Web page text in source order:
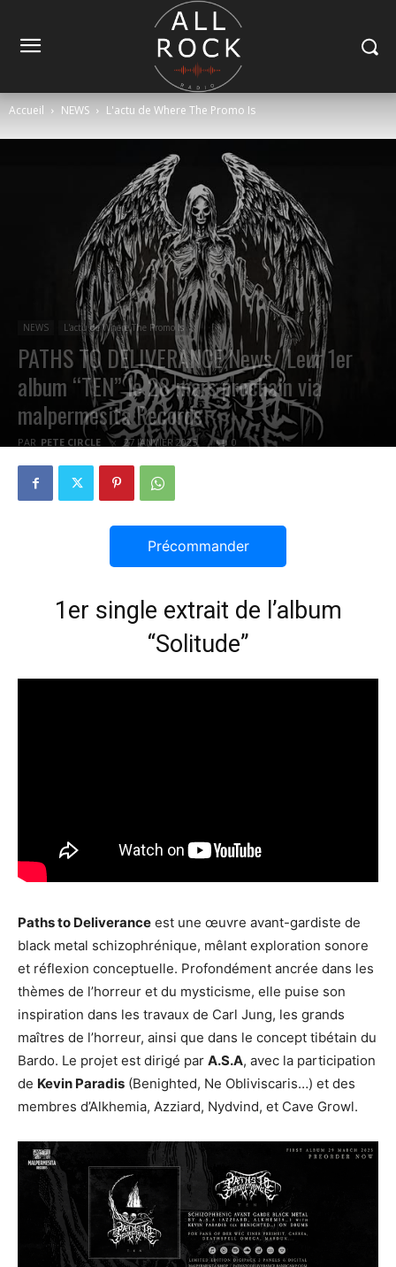
Accueil NEWS L'actu de Where The Promo Is
NEWS L'actu de Where The Promo Is
PATHS TO DELIVERANCE News/ Leur 1er
album “TEN” le 28 mars prochain via
malpermesita Records
PAR PETE CIRCLE 27 JANVIER 2025 0
Précommander
1er single extrait de l’album
“Solitude”
Paths to Deliverance est une œuvre avant-gardiste de
black metal schizophrénique, mêlant exploration sonore
et réflexion conceptuelle. Profondément ancrée dans les
thèmes de l’horreur et du mysticisme, elle puise son
inspiration dans les travaux de Carl Jung, les grands
maîtres de l’horreur, ainsi que dans le concept tibétain du
Bardo. Le projet est dirigé par A.S.A, avec la participation
de Kevin Paradis (Benighted, Ne Obliviscaris…) et des
membres d’Alkhemia, Azziard, Nydvind, et Cave Growl.